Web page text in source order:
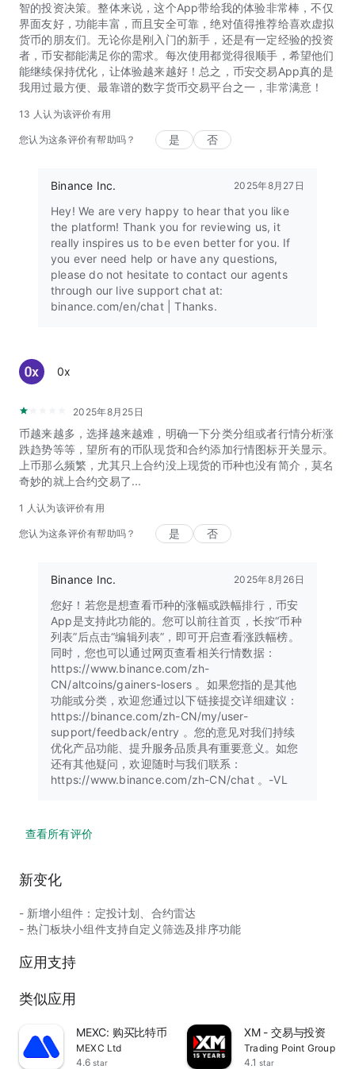
智的投资决策。整体来说，这个App带给我的体验非常棒，不仅
界面友好，功能丰富，而且安全可靠，绝对值得推荐给喜欢虚拟
货币的朋友们。无论你是刚入门的新手，还是有一定经验的投资
者，币安都能满足你的需求。每次使用都觉得很顺手，希望他们
能继续保持优化，让体验越来越好！总之，币安交易App真的是
我用过最方便、最靠谱的数字货币交易平台之一，非常满意！
13 人认为该评价有用
您认为这条评价有帮助吗？ 是 否
Binance Inc. 2025年8月27日
Hey! We are very happy to hear that you like
the platform! Thank you for reviewing us, it
really inspires us to be even better for you. If
you ever need help or have any questions,
please do not hesitate to contact our agents
through our live support chat at:
binance.com/en/chat | Thanks.
0x
2025年8月25日
币越来越多，选择越来越难，明确一下分类分组或者行情分析涨
跌趋势等等，望所有的币队现货和合约添加行情图标开关显示。
上币那么频繁，尤其只上合约没上现货的币种也没有简介，莫名
奇妙的就上合约交易了...
1 人认为该评价有用
您认为这条评价有帮助吗？ 是 否
Binance Inc. 2025年8月26日
您好！若您是想查看币种的涨幅或跌幅排行，币安
App是支持此功能的。您可以前往首页，长按“币种
列表”后点击“编辑列表”，即可开启查看涨跌幅榜。
同时，您也可以通过网页查看相关行情数据：
https://www.binance.com/zh-
CN/altcoins/gainers-losers 。如果您指的是其他
功能或分类，欢迎您通过以下链接提交详细建议：
https://binance.com/zh-CN/my/user-
support/feedback/entry 。您的意见对我们持续
优化产品功能、提升服务品质具有重要意义。如您
还有其他疑问，欢迎随时与我们联系：
https://www.binance.com/zh-CN/chat 。-VL
查看所有评价
新变化
- 新增小组件：定投计划、合约雷达
- 热门板块小组件支持自定义筛选及排序功能
应用支持
类似应用
MEXC: 购买比特币，加密货币交易平台
MEXC Ltd
4.6 star
XM - 交易与投资
Trading Point Group
4.1 star